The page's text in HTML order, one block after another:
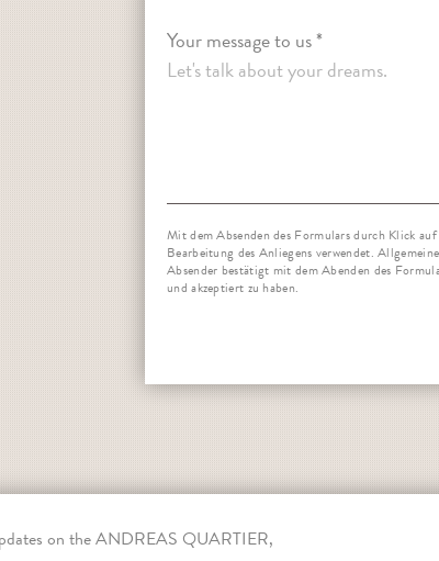
Your message to us *
Mit dem Absenden des Formulars durch Klick
Bearbeitung des Anliegens verwendet.
Absender bestätigt mit dem Abenden des
und akzeptiert zu haben.
on the ANDREAS QUARTIER,